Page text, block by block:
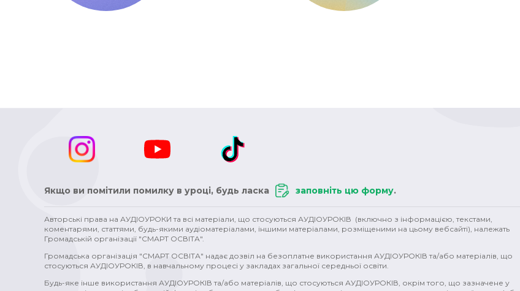
Якщо ви помітили помилку в уроці, будь ласка заповніть цю форму.
Авторські права на АУДІОУРОКИ та всі матеріали, що стосуються АУДІОУРОКІВ (включно з інформацією, текстами,
коментарями, статтями, будь-якими аудіоматеріалами, іншими матеріалами, розміщеними на цьому вебсайті), належать
Громадській організації "СМАРТ ОСВІТА".
Громадська організація "СМАРТ ОСВІТА" надає дозвіл на безоплатне використання АУДІОУРОКІВ та/або матеріалів, що
стосуються АУДІОУРОКІВ, в навчальному процесі у закладах загальної середньої освіти.
Будь-яке інше використання АУДІОУРОКІВ та/або матеріалів, що стосуються АУДІОУРОКІВ, окрім того, що зазначене у